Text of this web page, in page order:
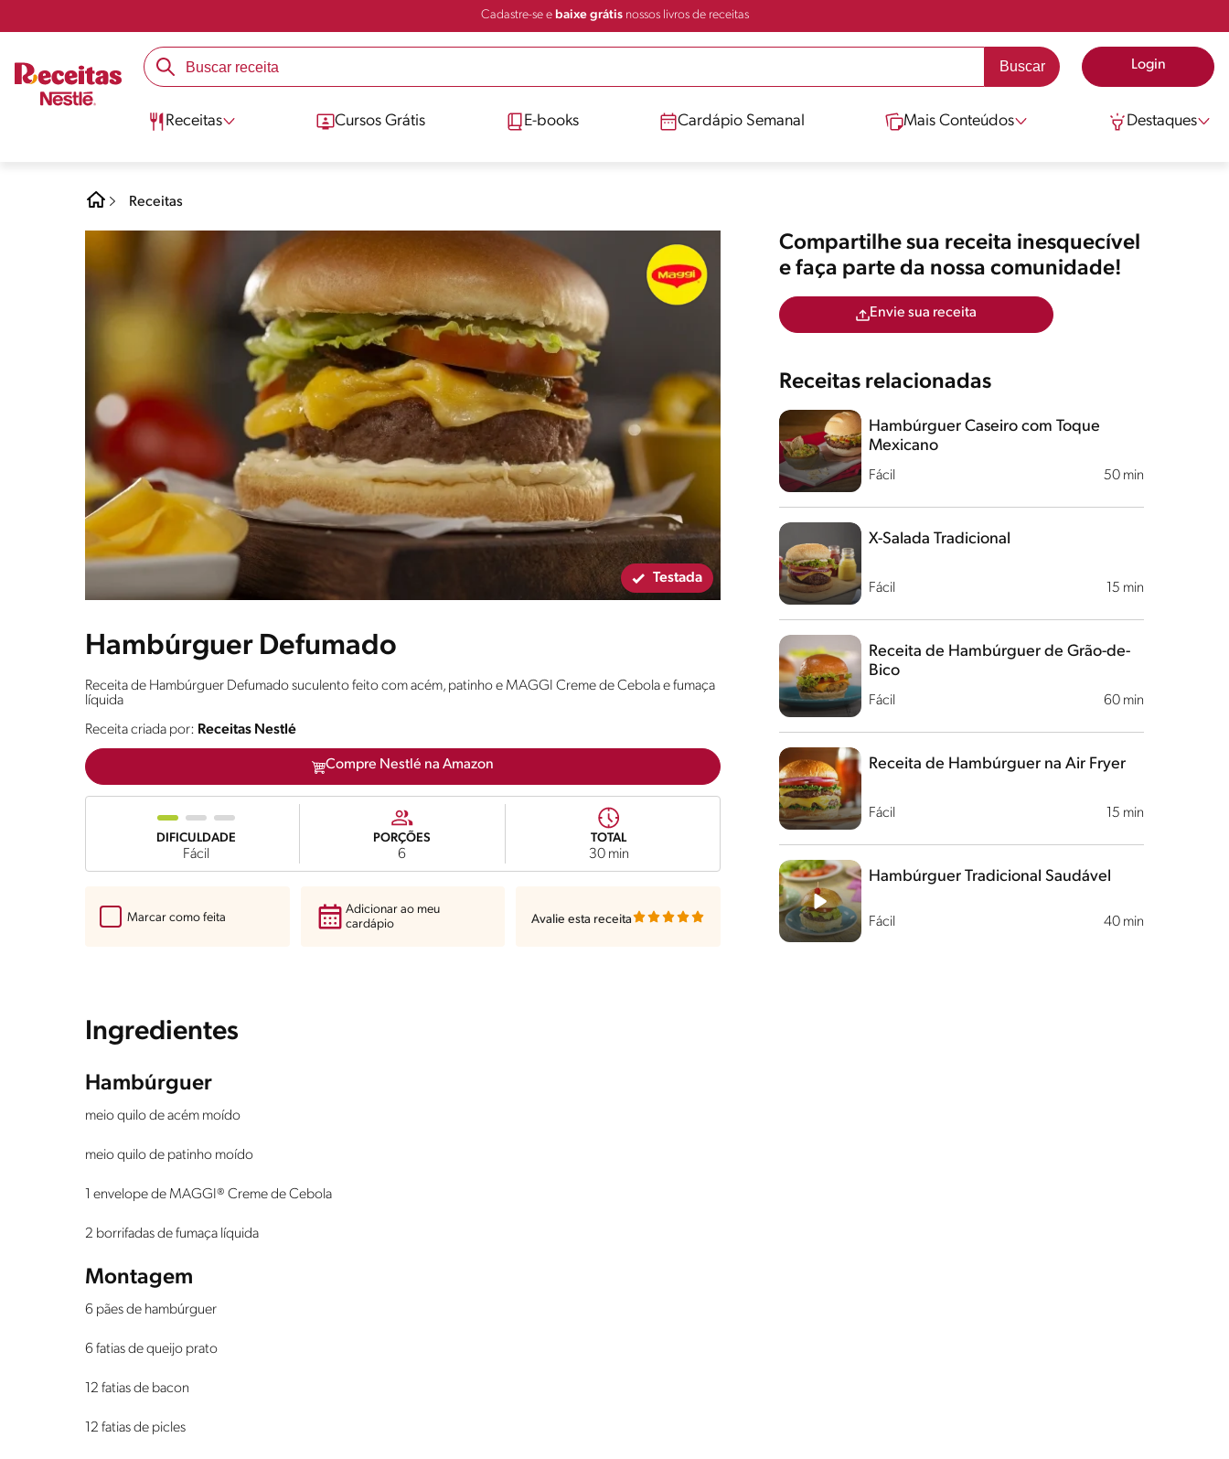
Cadastre-se e baixe grátisnossos livros de receitas
Login
Receitas Cursos Grátis E-books Cardápio Semanal Mais Conteúdos Destaques
Receitas
Testada
Hambúrguer Defumado
Receita de Hambúrguer Defumado suculento feito com acém, patinho e MAGGI Creme de Cebola e fumaça
líquida
Receita criada por: Receitas Nestlé
Compre Nestlé na Amazon
DIFICULDADE
Fácil
PORÇÕES
6
TOTAL
30 min
Marcar como feita
Adicionar ao meu
cardápio
Avalie esta receita
Ingredientes
Hambúrguer
meio quilo de acém moído
meio quilo de patinho moído
1 envelope de MAGGI® Creme de Cebola
2 borrifadas de fumaça líquida
Montagem
6 pães de hambúrguer
6 fatias de queijo prato
12 fatias de bacon
12 fatias de picles
Compartilhe sua receita inesquecível
e faça parte da nossa comunidade!
Envie sua receita
Receitas relacionadas
Fácil 50 min
Hambúrguer Caseiro com Toque
Mexicano
Fácil 15 min
X-Salada Tradicional
Fácil 60 min
Receita de Hambúrguer de Grão-de-
Bico
Fácil 15 min
Receita de Hambúrguer na Air Fryer
Fácil 40 min
Hambúrguer Tradicional Saudável